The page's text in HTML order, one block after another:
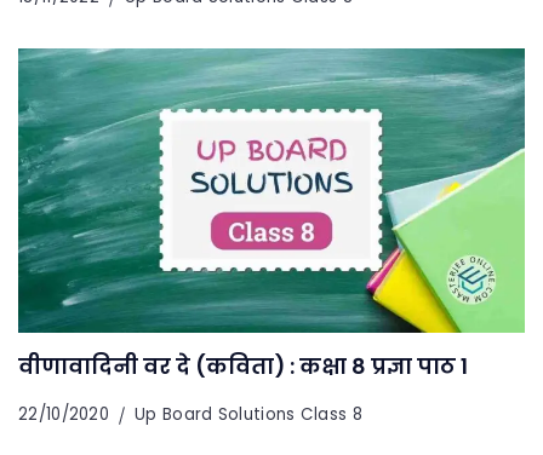
वीणावादिनी वर दे (कविता) : कक्षा 8 प्रज्ञा पाठ 1
22/10/2020 Up Board Solutions Class 8